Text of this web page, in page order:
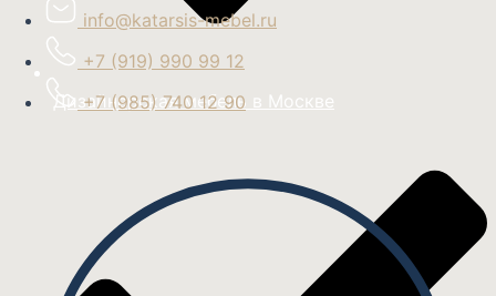
info@katarsis-mebel.ru
+7 (919) 990 99 12
+7 (985) 740 12 90
Дизайнерская мебель в Москве